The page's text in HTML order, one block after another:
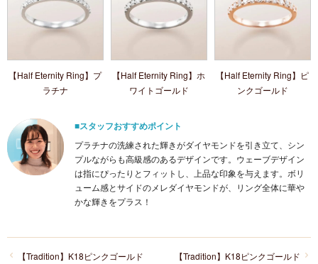
【Half Eternity Ring】プ
ラチナ
【Half Eternity Ring】ホ
ワイトゴールド
【Half Eternity Ring】ピ
ンクゴールド
■スタッフおすすめポイント
プラチナの洗練された輝きがダイヤモンドを引き立て、シン
プルながらも高級感のあるデザインです。ウェーブデザイン
は指にぴったりとフィットし、上品な印象を与えます。ボリ
ューム感とサイドのメレダイヤモンドが、リング全体に華や
かな輝きをプラス！
【Tradition】K18ピンクゴールド
【Tradition】K18ピンクゴールド